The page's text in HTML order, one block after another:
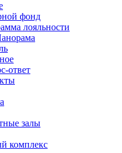
фонд
лояльности
ответ
залы
комплекс